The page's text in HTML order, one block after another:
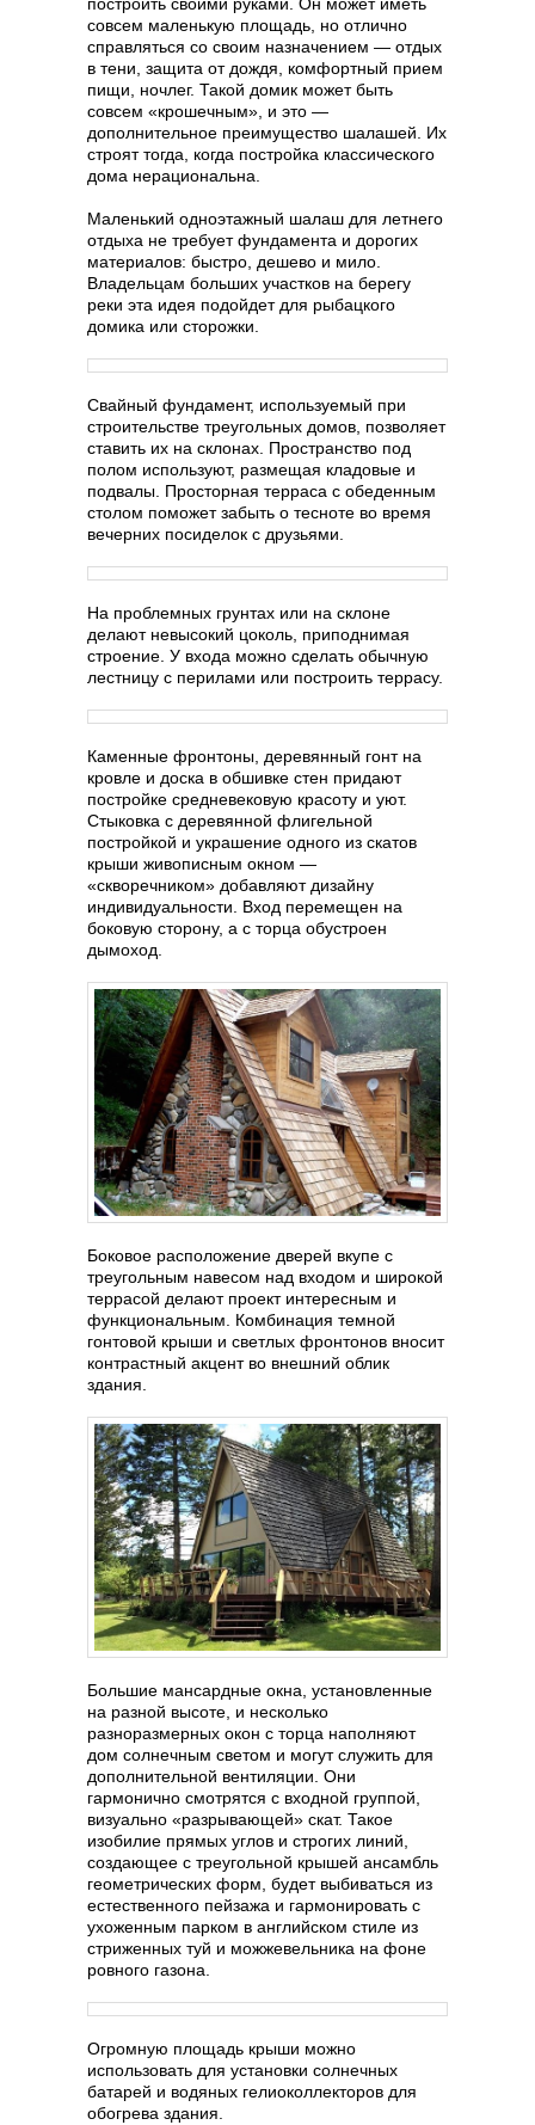
совсем маленькую площадь, но отлично
справляться со своим назначением — отдых
в тени, защита от дождя, комфортный прием
пищи, ночлег. Такой домик может быть
совсем «крошечным», и это —
дополнительное преимущество шалашей. Их
строят тогда, когда постройка классического
дома нерациональна.
Маленький одноэтажный шалаш для летнего
отдыха не требует фундамента и дорогих
материалов: быстро, дешево и мило.
Владельцам больших участков на берегу
реки эта идея подойдет для рыбацкого
домика или сторожки.
Свайный фундамент, используемый при
строительстве треугольных домов, позволяет
ставить их на склонах. Пространство под
полом используют, размещая кладовые и
подвалы. Просторная терраса с обеденным
столом поможет забыть о тесноте во время
вечерних посиделок с друзьями.
На проблемных грунтах или на склоне
делают невысокий цоколь, приподнимая
строение. У входа можно сделать обычную
лестницу с перилами или построить террасу.
Каменные фронтоны, деревянный гонт на
кровле и доска в обшивке стен придают
постройке средневековую красоту и уют.
Стыковка с деревянной флигельной
постройкой и украшение одного из скатов
крыши живописным окном —
«скворечником» добавляют дизайну
индивидуальности. Вход перемещен на
боковую сторону, а с торца обустроен
дымоход.
Боковое расположение дверей вкупе с
треугольным навесом над входом и широкой
террасой делают проект интересным и
функциональным. Комбинация темной
гонтовой крыши и светлых фронтонов вносит
контрастный акцент во внешний облик
здания.
Большие мансардные окна, установленные
на разной высоте, и несколько
разноразмерных окон с торца наполняют
дом солнечным светом и могут служить для
дополнительной вентиляции. Они
гармонично смотрятся с входной группой,
визуально «разрывающей» скат. Такое
изобилие прямых углов и строгих линий,
создающее с треугольной крышей ансамбль
геометрических форм, будет выбиваться из
естественного пейзажа и гармонировать с
ухоженным парком в английском стиле из
стриженных туй и можжевельника на фоне
ровного газона.
Огромную площадь крыши можно
использовать для установки солнечных
батарей и водяных гелиоколлекторов для
обогрева здания.